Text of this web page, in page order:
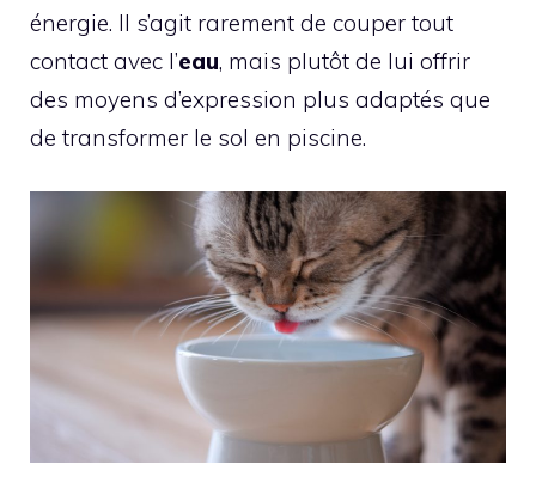
énergie. Il s’agit rarement de couper tout
contact avec l’eau, mais plutôt de lui offrir
des moyens d’expression plus adaptés que
de transformer le sol en piscine.